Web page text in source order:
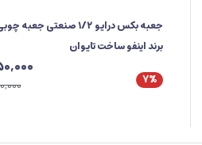
برند اینفو ساخت تایوان
7%